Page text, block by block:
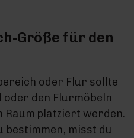
Größe für den
oder Flur sollte
den Flurmöbeln
platziert werden.
bestimmen, misst du